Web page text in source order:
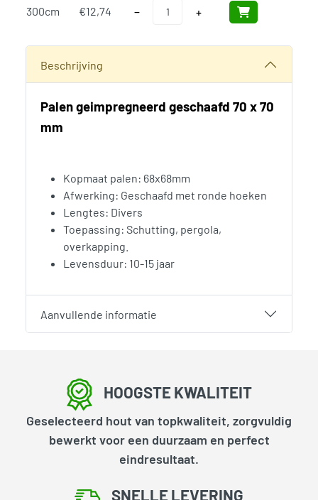
300cm €12,74 −
Palen geimpregneerd 70x70mm aantal
+
Beschrijving
Palen geimpregneerd geschaafd 70 x 70
mm
Kopmaat palen: 68x68mm
Afwerking: Geschaafd met ronde hoeken
Lengtes: Divers
Toepassing: Schutting, pergola,
overkapping.
Levensduur: 10-15 jaar
Aanvullende informatie
HOOGSTE KWALITEIT
Geselecteerd hout van topkwaliteit, zorgvuldig
bewerkt voor een duurzaam en perfect
eindresultaat.
SNELLE LEVERING